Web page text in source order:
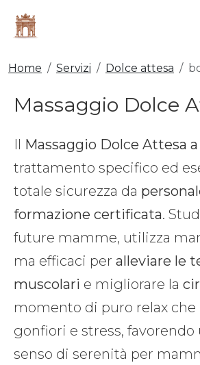
Home Servizi Dolce attesa
Massaggio Dolce
Il Massaggio Dolce Attesa
trattamento specifico ed
totale sicurezza da
formazione certificata.
future mamme, utilizza
ma efficaci per alleviare le
muscolari e migliorare la
momento di puro relax che
gonfiori e stress, favorendo
senso di serenità per